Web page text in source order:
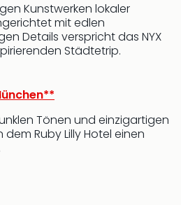
Kunstwerken lokaler
mit edlen
Details verspricht das NYX
Städtetrip.
Tönen und einzigartigen
Ruby Lilly Hotel einen